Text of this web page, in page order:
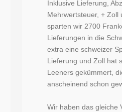
Inklusive Lieferung,
Mehrwertsteuer, + Zoll
sparten wir 2700
Lieferungen in die
extra eine schweizer
Lieferung und Zoll hat
Leeners gekümmert,
anscheinend schon
Wir haben das gleiche